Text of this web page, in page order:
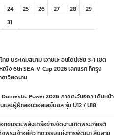
24 25 26 27 28
29
31
ย ประเดิมสนาม เอาชนะ อินโดนีเซีย 3-1 เซต
ญิง 6th SEA V Cup 2026 เลกแรก ที่กรุง
ศเวียดนาม
Domestic Power 2026 ภาคตะวันออก เดินหน้า
และผู้ฝึกสอนวอลเลย์บอล รุ่น U12 / U18
กชนรวมพลังเครือข่ายจัดงานเทิดพระเกียรติ
จพระเจ้าอยู่หัว ทศวรรษแห่งการพัฒนา สืบสาน